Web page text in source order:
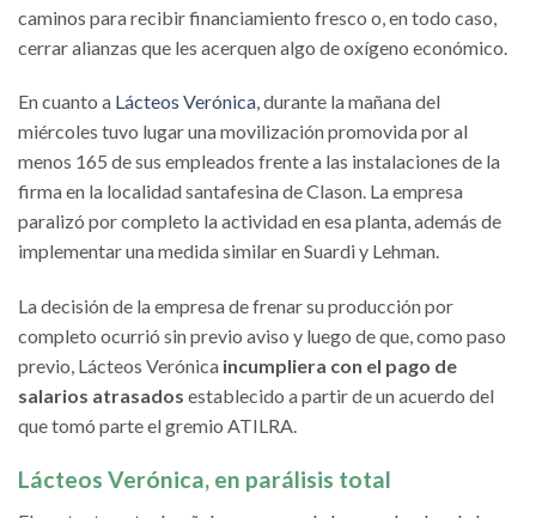
caminos para recibir financiamiento fresco o, en todo caso,
cerrar alianzas que les acerquen algo de oxígeno económico.
En cuanto a Lácteos Verónica, durante la mañana del
miércoles tuvo lugar una movilización promovida por al
menos 165 de sus empleados frente a las instalaciones de la
firma en la localidad santafesina de Clason. La empresa
paralizó por completo la actividad en esa planta, además de
implementar una medida similar en Suardi y Lehman.
La decisión de la empresa de frenar su producción por
completo ocurrió sin previo aviso y luego de que, como paso
previo, Lácteos Verónica incumpliera con el pago de
salarios atrasados establecido a partir de un acuerdo del
que tomó parte el gremio ATILRA.
Lácteos Verónica, en parálisis total